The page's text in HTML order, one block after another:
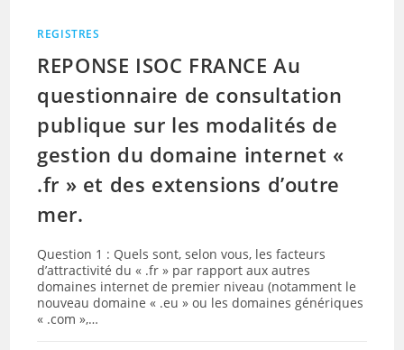
REGISTRES
REPONSE ISOC FRANCE Au
questionnaire de consultation
publique sur les modalités de
gestion du domaine internet «
.fr » et des extensions d’outre
mer.
Question 1 : Quels sont, selon vous, les facteurs
d’attractivité du « .fr » par rapport aux autres
domaines internet de premier niveau (notamment le
nouveau domaine « .eu » ou les domaines génériques
« .com »,…